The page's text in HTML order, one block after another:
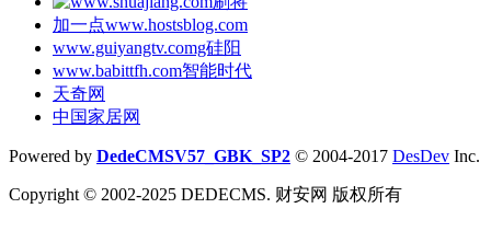
加一点www.hostsblog.com
www.guiyangtv.comg硅阳
www.babittfh.com智能时代
天奇网
中国家居网
Powered by DedeCMSV57_GBK_SP2 © 2004-2017 DesDev Inc.
Copyright © 2002-2025 DEDECMS. 财安网 版权所有